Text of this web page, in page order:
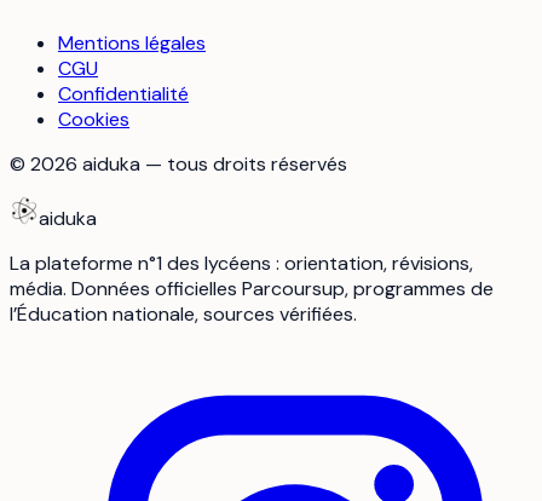
Mentions légales
CGU
Confidentialité
Cookies
© 2026 aiduka — tous droits réservés
aiduka
La plateforme n°1 des lycéens : orientation, révisions,
média. Données officielles Parcoursup, programmes de
l’Éducation nationale, sources vérifiées.